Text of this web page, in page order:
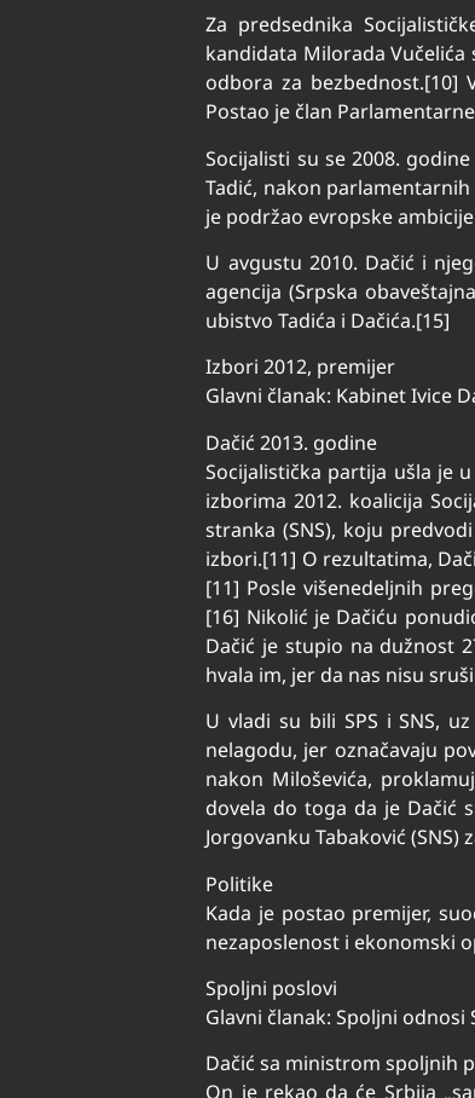
Za predsednika
kandidata Milorada Vučelića
odbora za bezbednost.[10]
Postao je član
Socijalisti su se 2008.
Tadić, nakon
je podržao evropske
U avgustu 2010. Dačić i
agencija (Srpska
ubistvo Tadića i Dačića.[15]
Izbori 2012, premijer
Glavni članak: Kabinet Ivice
Dačić 2013. godine
Socijalistička partija ušla je
izborima 2012. koalicija
stranka (SNS), koju
izbori.[11] O rezultatima,
[11] Posle višenedeljnih
[16] Nikolić je Dačiću
Dačić je stupio na dužnost
hvala im, jer da nas nisu
U vladi su bili SPS i SNS,
nelagodu, jer označavaju
nakon Miloševića,
dovela do toga da je Dačić
Jorgovanku Tabaković
Politike
Kada je postao premijer,
nezaposlenost i ekonomski
Spoljni poslovi
Glavni članak: Spoljni odnosi
Dačić sa ministrom spoljnih
On je rekao da će Srbija